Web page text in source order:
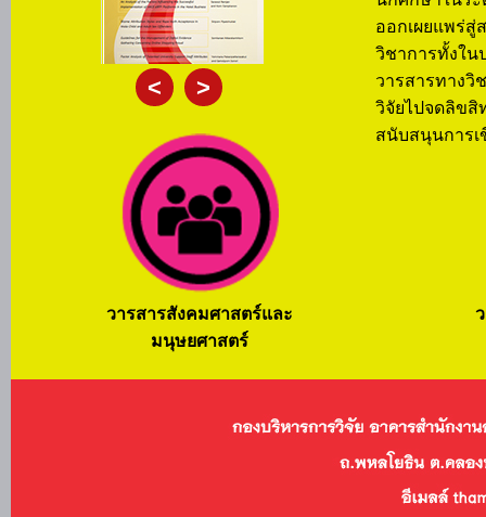
< >
ออกเผยแพร่
วิชาการทั้งใ
วารสารทาง
วิจัยไปจดลิขสิ
สนับสนุนการเ
วารสารสังคมศาสตร์และ
มนุษยศาสตร์